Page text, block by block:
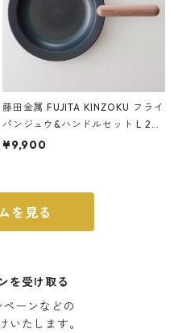
藤田金属 FUJITA KINZOKU フライ
パンジュウ&ハンドルセット L 24c
m ガス火・IH対応 鉄フライパン
¥9,900
を見る
を受け取る
ーンなどの
いたします。